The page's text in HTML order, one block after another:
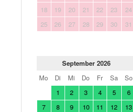
18
19 20 21 22 23
24
25
26 27 28 29 30 31
September 2026
Mo
Di Mi Do Fr Sa
So
1
2 3 4 5
6
7
8 9 10 11 12
13